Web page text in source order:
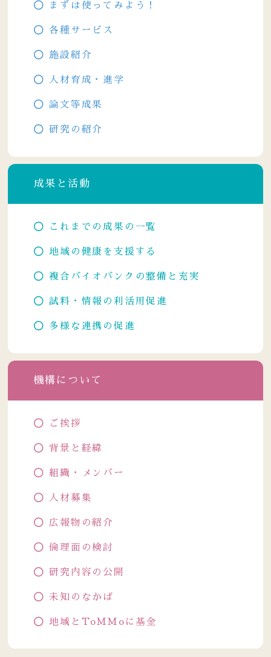
まずは使ってみよう！
各種サービス
施設紹介
人材育成・進学
論文等成果
研究の紹介
成果と活動
これまでの成果の一覧
地域の健康を支援する
複合バイオバンクの整備と充実
試料・情報の利活用促進
多様な連携の促進
機構について
ご挨拶
背景と経緯
組織・メンバー
人材募集
広報物の紹介
倫理面の検討
研究内容の公開
未知のなかば
地域とToMMoに基金